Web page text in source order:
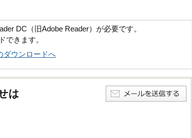
DC（旧Adobe Reader）が必要です。
できます。
ダウンロードへ
は